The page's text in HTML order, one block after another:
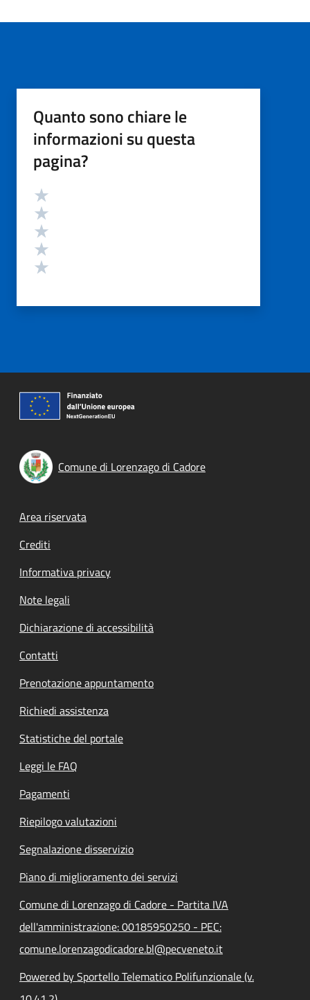
Quanto sono chiare le
informazioni su questa
pagina?
Valutazione
Comune di Lorenzago di Cadore
Footer menu
Area riservata
Crediti
Informativa privacy
Note legali
Dichiarazione di accessibilità
Contatti
Prenotazione appuntamento
Richiedi assistenza
Statistiche del portale
Leggi le FAQ
Pagamenti
Riepilogo valutazioni
Segnalazione disservizio
Piano di miglioramento dei servizi
Comune di Lorenzago di Cadore - Partita IVA
dell'amministrazione: 00185950250 - PEC:
comune.lorenzagodicadore.bl@pecveneto.it
Powered by Sportello Telematico Polifunzionale (v.